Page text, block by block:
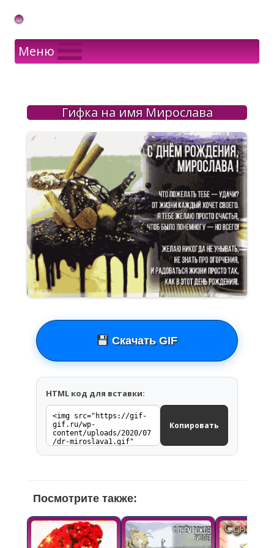
Gif Открытки в подарок
Меню
Гифка на имя Мирослава
Скачать GIF
HTML код для вставки:
Копировать
Посмотрите также: